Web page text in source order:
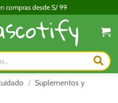
compras desde S/ 99
/ Suplementos y